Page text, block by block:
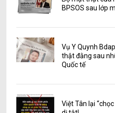
BPSOS sau lớp
Vụ Y Quynh
thật đằng sau
Quốc tế
Việt Tân lại